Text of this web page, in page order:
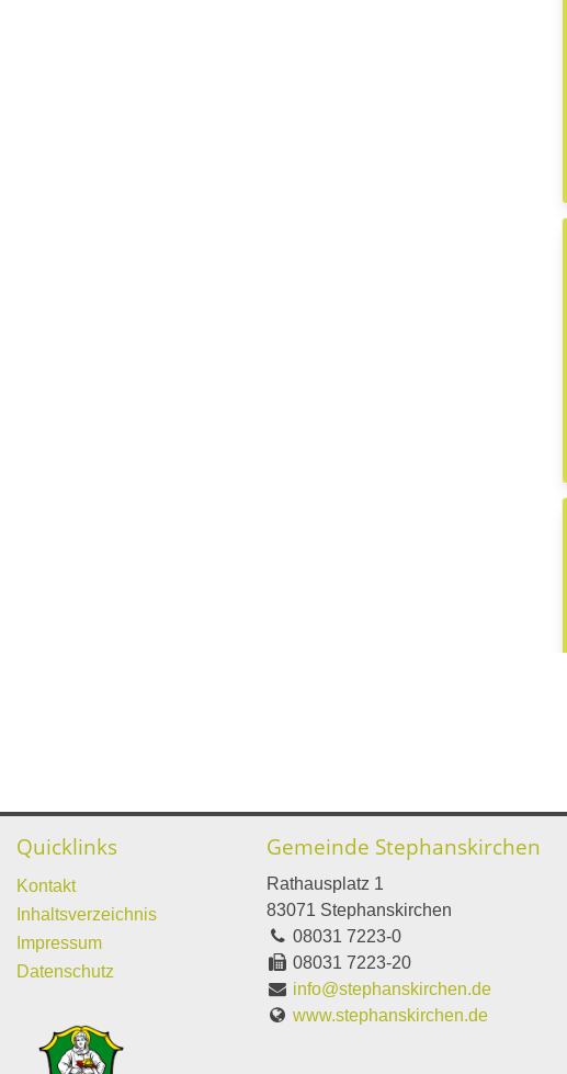
Quicklinks
Kontakt
Inhaltsverzeichnis
Impressum
Datenschutz
Gemeinde Stephanskirchen
Rathausplatz 1
83071 Stephanskirchen
08031 7223-0
08031 7223-20
info@stephanskirchen.de
www.stephanskirchen.de